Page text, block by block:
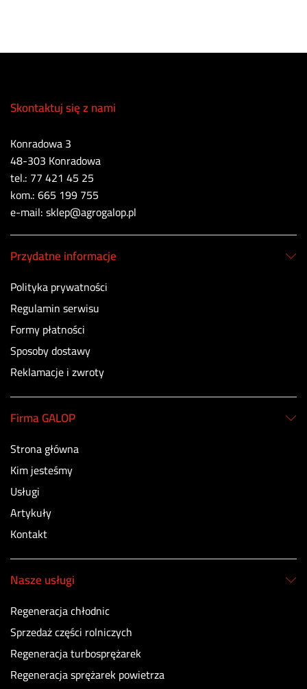
Skontaktuj się z nami
Konradowa 3
48-303 Konradowa
tel.: 77 421 45 25
kom.: 665 199 755
e-mail: sklep@agrogalop.pl
Przydatne informacje
Polityka prywatności
Regulamin serwisu
Formy płatności
Sposoby dostawy
Reklamacje i zwroty
Firma GALOP
Strona główna
Kim jesteśmy
Usługi
Artykuły
Kontakt
Nasze usługi
Regeneracja chłodnic
Sprzedaż części rolniczych
Regeneracja turbosprężarek
Regeneracja sprężarek powietrza